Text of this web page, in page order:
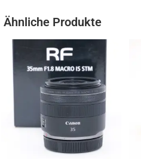
Ähnliche Produkte